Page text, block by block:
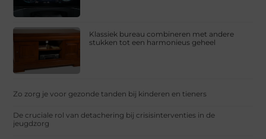
Klassiek bureau combineren met andere
stukken tot een harmonieus geheel
Zo zorg je voor gezonde tanden bij kinderen en tieners
De cruciale rol van detachering bij crisisinterventies in de
jeugdzorg